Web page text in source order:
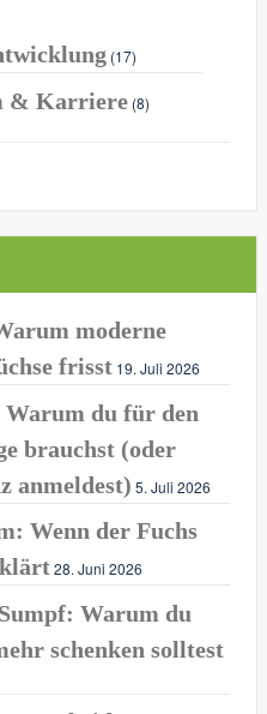
(17)
& Karriere(8)
moderne
frisst 19. Juli 2026
du für den
brauchst (oder
anmeldest) 5. Juli 2026
Wenn der Fuchs
28. Juni 2026
Warum du
schenken solltest